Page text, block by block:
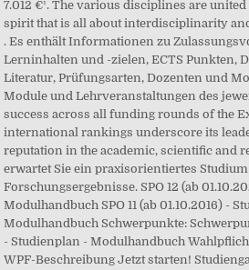
7.012 €¹. The various disciplines are
spirit that is all about interdisciplinarity
. Es enthält Informationen zu
Lerninhalten und -zielen, ECTS Punkten,
Literatur, Prüfungsarten, Dozenten und
Module und Lehrveranstaltungen des
success across all funding rounds of the
international rankings underscore its
reputation in the academic, scientific and
erwartet Sie ein praxisorientiertes
Forschungsergebnisse. SPO 12 (ab
Modulhandbuch SPO 11 (ab 01.10.2016) -
Modulhandbuch Schwerpunkte:
- Studienplan - Modulhandbuch
WPF-Beschreibung Jetzt starten!